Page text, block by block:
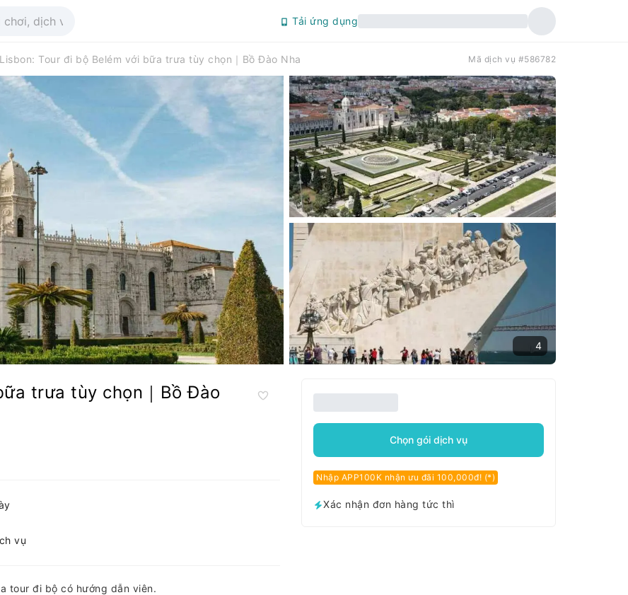
Tải ứng dụng
Lisbon: Tour đi bộ Belém với bữa trưa tùy chọn｜Bồ Đào Nha Mã dịch vụ #586782
4
trưa tùy chọn｜Bồ Đào
vụ
tour đi bộ có hướng dẫn viên.
Chọn gói dịch vụ
Nhập APP100K nhận ưu đãi 100,000đ! (*)
Xác nhận đơn hàng tức thì